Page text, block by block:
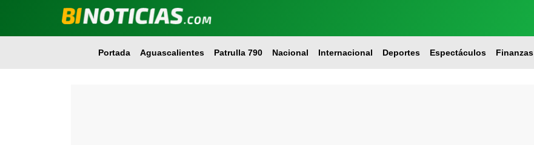
Portada Aguascalientes Patrulla 790 Nacional Internacional Deportes Espectáculos Finanzas